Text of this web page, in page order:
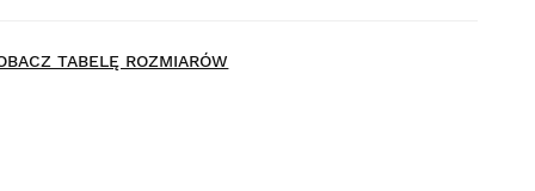
TABELĘ ROZMIARÓW